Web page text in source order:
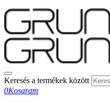
Keresés a termékek között
0Kosaram